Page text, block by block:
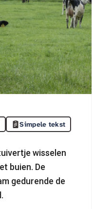
Simpele tekst
wisselen
buien. De
gedurende de